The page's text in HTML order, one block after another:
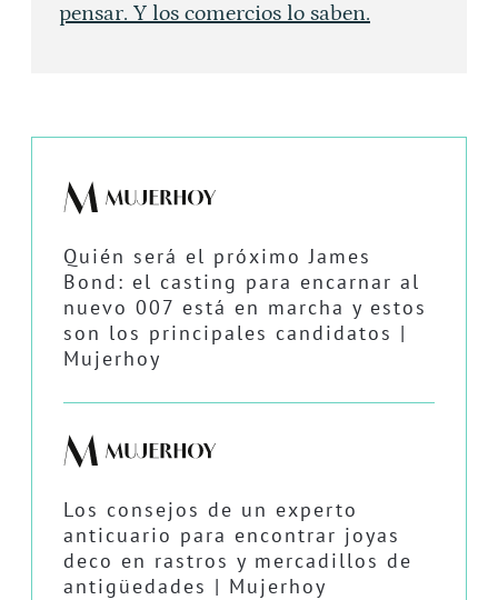
pensar. Y los comercios lo saben.
Quién será el próximo James
Bond: el casting para encarnar al
nuevo 007 está en marcha y estos
son los principales candidatos |
Mujerhoy
Los consejos de un experto
anticuario para encontrar joyas
deco en rastros y mercadillos de
antigüedades | Mujerhoy